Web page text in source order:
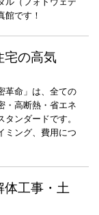
館です！
宅の高気
革命」は、全ての
・高断熱・省エネ
ンダードです。
ミング、費用につ
体工事・土